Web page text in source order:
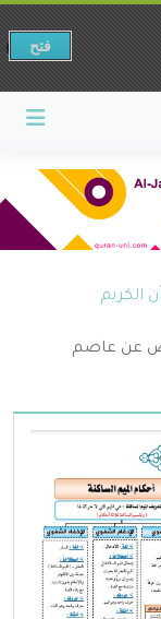
الكريم
عن عاصم
فتح